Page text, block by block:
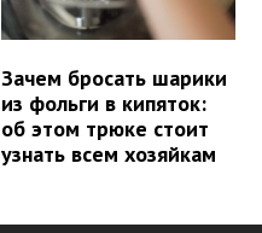
Зачем бросать шарики
из фольги в кипяток:
об этом трюке стоит
узнать всем хозяйкам